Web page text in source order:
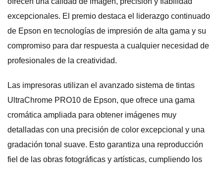
excepcionales. El premio destaca el liderazgo continuado
de Epson en tecnologías de impresión de alta gama y su
compromiso para dar respuesta a cualquier necesidad de
profesionales de la creatividad.
Las impresoras utilizan el avanzado sistema de tintas
UltraChrome PRO10 de Epson, que ofrece una gama
cromática ampliada para obtener imágenes muy
detalladas con una precisión de color excepcional y una
gradación tonal suave. Esto garantiza una reproducción
fiel de las obras fotográficas y artísticas, cumpliendo los